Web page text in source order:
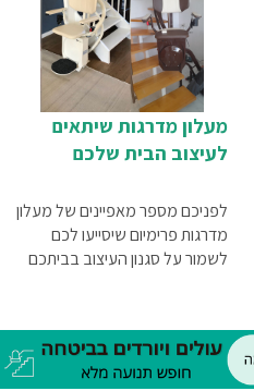
מעלון מדרגות שיתאים
לעיצוב הבית שלכם
לפניכם מספר מאפיינים של מעלון
מדרגות פרימיום שיסייעו לכם
לשמור על סגנון העיצוב בביתכם